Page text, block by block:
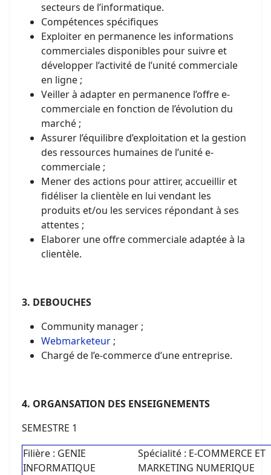
secteurs de l’informatique.
Compétences spécifiques
Exploiter en permanence les informations
commerciales disponibles pour suivre et
développer l’activité de l’unité commerciale
en ligne ;
Veiller à adapter en permanence l’offre e-
commerciale en fonction de l’évolution du
marché ;
Assurer l’équilibre d’exploitation et la gestion
des ressources humaines de l’unité e-
commerciale ;
Mener des actions pour attirer, accueillir et
fidéliser la clientèle en lui vendant les
produits et/ou les services répondant à ses
attentes ;
Elaborer une offre commerciale adaptée à la
clientèle.
3. DEBOUCHES
Community manager ;
Webmarketeur ;
Chargé de l’e-commerce d’une entreprise.
4. ORGANSATION DES ENSEIGNEMENTS
SEMESTRE 1
Filière : GENIE
INFORMATIQUE
Spécialité : E-COMMERCE ET
MARKETING NUMERIQUE